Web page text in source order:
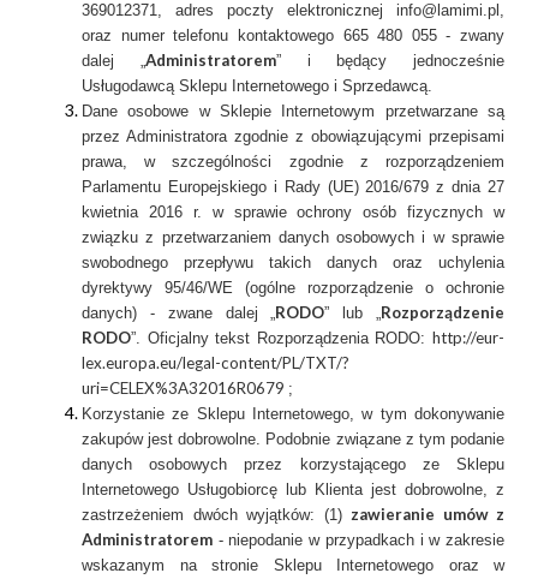
369012371, adres poczty elektronicznej info@lamimi.pl,
oraz numer telefonu kontaktowego 665 480 055 - zwany
dalej „ Administratorem” i będący jednocześnie
Usługodawcą Sklepu Internetowego i Sprzedawcą.
Dane osobowe w Sklepie Internetowym przetwarzane są
przez Administratora zgodnie z obowiązującymi przepisami
prawa, w szczególności zgodnie z rozporządzeniem
Parlamentu Europejskiego i Rady (UE) 2016/679 z dnia 27
kwietnia 2016 r. w sprawie ochrony osób fizycznych w
związku z przetwarzaniem danych osobowych i w sprawie
swobodnego przepływu takich danych oraz uchylenia
dyrektywy 95/46/WE (ogólne rozporządzenie o ochronie
danych) - zwane dalej „ RODO” lub „ Rozporządzenie
RODO”. Oficjalny tekst Rozporządzenia RODO: http://eur-
lex.europa.eu/legal-content/PL/TXT/?
uri=CELEX%3A32016R0679 ;
Korzystanie ze Sklepu Internetowego, w tym dokonywanie
zakupów jest dobrowolne. Podobnie związane z tym podanie
danych osobowych przez korzystającego ze Sklepu
Internetowego Usługobiorcę lub Klienta jest dobrowolne, z
zastrzeżeniem dwóch wyjątków: (1) zawieranie umów z
Administratorem - niepodanie w przypadkach i w zakresie
wskazanym na stronie Sklepu Internetowego oraz w